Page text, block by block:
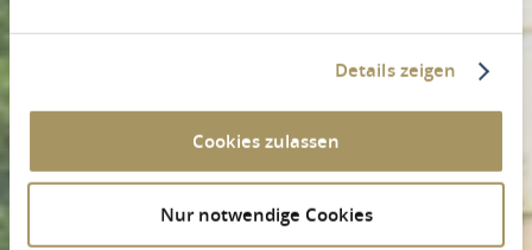
Details zeigen
Cookies zulassen
Nur notwendige Cookies